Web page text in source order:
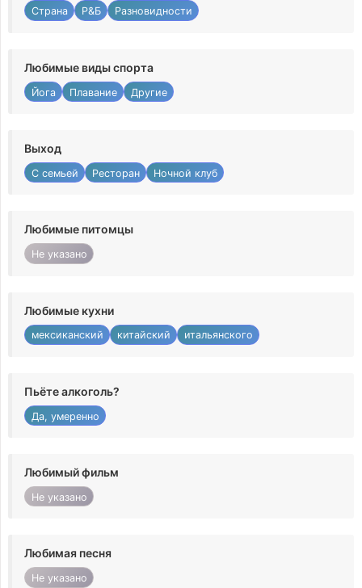
Страна Р&Б Разновидности
Любимые виды спорта
Йога Плавание Другие
Выход
С семьей Ресторан Ночной клуб
Любимые питомцы
Не указано
Любимые кухни
мексиканский китайский итальянского
Пьёте алкоголь?
Да, умеренно
Любимый фильм
Не указано
Любимая песня
Не указано